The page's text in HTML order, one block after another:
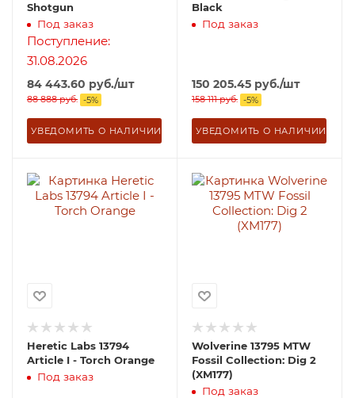
Shotgun
Под заказ
Поступление:
31.08.2026
84 443.60 руб./шт
88 888руб. -5%
УВЕДОМИТЬ О НАЛИЧИИ
Black
Под заказ
150 205.45 руб./шт
158 111руб. -5%
УВЕДОМИТЬ О НАЛИЧИИ
Heretic Labs 13794
Article I - Torch Orange
Под заказ
Wolverine 13795 MTW
Fossil Collection: Dig 2
(XM177)
Под заказ